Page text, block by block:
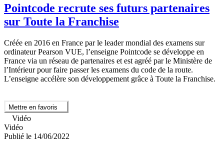
Pointcode recrute ses futurs partenaires
sur Toute la Franchise
Créée en 2016 en France par le leader mondial des examens sur
ordinateur Pearson VUE, l’enseigne Pointcode se développe en
France via un réseau de partenaires et est agréé par le Ministère de
l’Intérieur pour faire passer les examens du code de la route.
L’enseigne accélère son développement grâce à Toute la Franchise.
Mettre en favoris
Vidéo
Vidéo
Publié le 14/06/2022